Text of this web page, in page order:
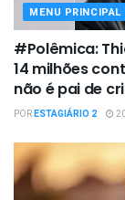
MENU PRINCIPAL
#Polêmica:
14 milhões
não é pai de
PORESTAGIÁRIO 2